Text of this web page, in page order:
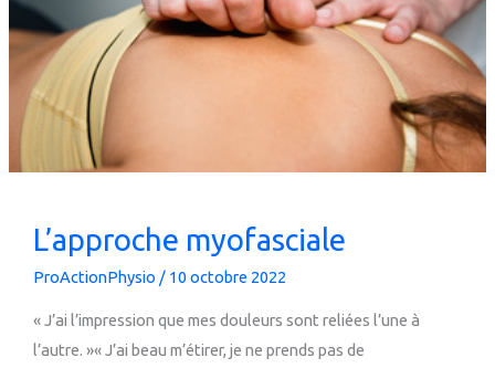
L’approche myofasciale
ProActionPhysio / 10 octobre 2022
« J’ai l’impression que mes douleurs sont reliées l’une à
l’autre. »« J’ai beau m’étirer, je ne prends pas de